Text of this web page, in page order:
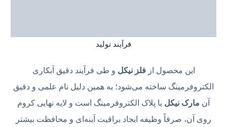
فرآیند تولید
این محصول از فلز نیکل و طی فرآیند دقیق آبکاری
الکتروفرمینگ ساخته می‌شود؛ به همین دلیل نام علمی و دقیق
آن مارک نیکل یا پلاک الکتروفرمینگ است و لایه نهایی کروم
روی آن، صرفاً وظیفه ایجاد براقیت آینه‌ای و محافظت بیشتر